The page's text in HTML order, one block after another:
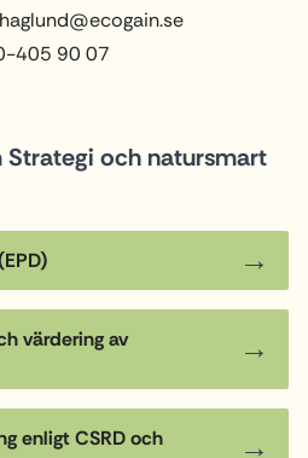
405 90 07
och natursmart
värdering av
enligt CSRD och